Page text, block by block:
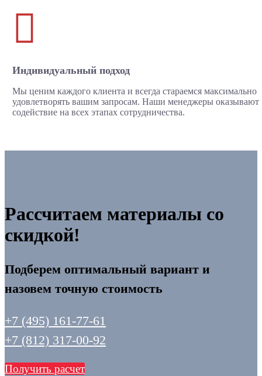

Индивидуальный подход
Мы ценим каждого клиента и всегда стараемся максимально
удовлетворять вашим запросам. Наши менеджеры оказывают
содействие на всех этапах сотрудничества.
Рассчитаем материалы со
скидкой!
Подберем оптимальный вариант и
назовем точную стоимость
+7 (495) 161-77-61
+7 (812) 317-00-92
Получить расчет